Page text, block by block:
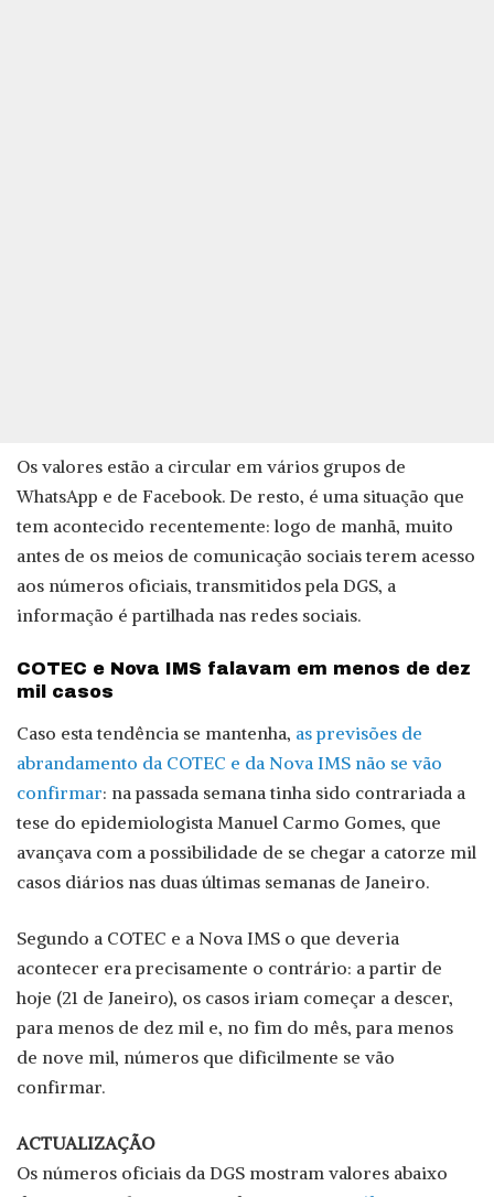
Os valores estão a circular em vários grupos de
WhatsApp e de Facebook. De resto, é uma situação que
tem acontecido recentemente: logo de manhã, muito
antes de os meios de comunicação sociais terem acesso
aos números oficiais, transmitidos pela DGS, a
informação é partilhada nas redes sociais.
COTEC e Nova IMS falavam em menos de dez
mil casos
Caso esta tendência se mantenha, as previsões de
abrandamento da COTEC e da Nova IMS não se vão
confirmar: na passada semana tinha sido contrariada a
tese do epidemiologista Manuel Carmo Gomes, que
avançava com a possibilidade de se chegar a catorze mil
casos diários nas duas últimas semanas de Janeiro.
Segundo a COTEC e a Nova IMS o que deveria
acontecer era precisamente o contrário: a partir de
hoje (21 de Janeiro), os casos iriam começar a descer,
para menos de dez mil e, no fim do mês, para menos
de nove mil, números que dificilmente se vão
confirmar.
ACTUALIZAÇÃO
Os números oficiais da DGS mostram valores abaixo